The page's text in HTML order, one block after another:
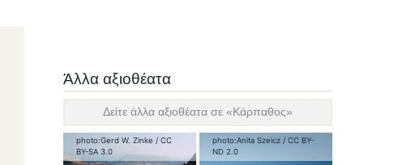
Άλλα αξιοθέατα
Δείτε άλλα αξιοθέατα σε «Κάρπαθος»
photo:Gerd W. Zinke / CC
BY-SA 3.0
photo:Anita Szeicz / CC BY-
ND 2.0